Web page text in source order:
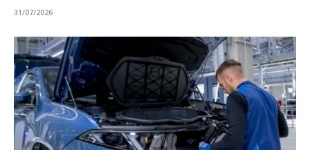
31/07/2026